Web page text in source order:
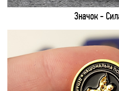
Значок -